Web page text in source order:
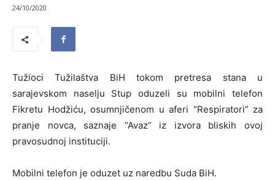
24/10/2020
Tužioci Tužilaštva BiH tokom pretresa stana u
sarajevskom naselju Stup oduzeli su mobilni telefon
Fikretu Hodžiću, osumnjičenom u aferi “Respiratori” za
pranje novca, saznaje “Avaz” iz izvora bliskih ovoj
pravosudnoj instituciji.
Mobilni telefon je oduzet uz naredbu Suda BiH.